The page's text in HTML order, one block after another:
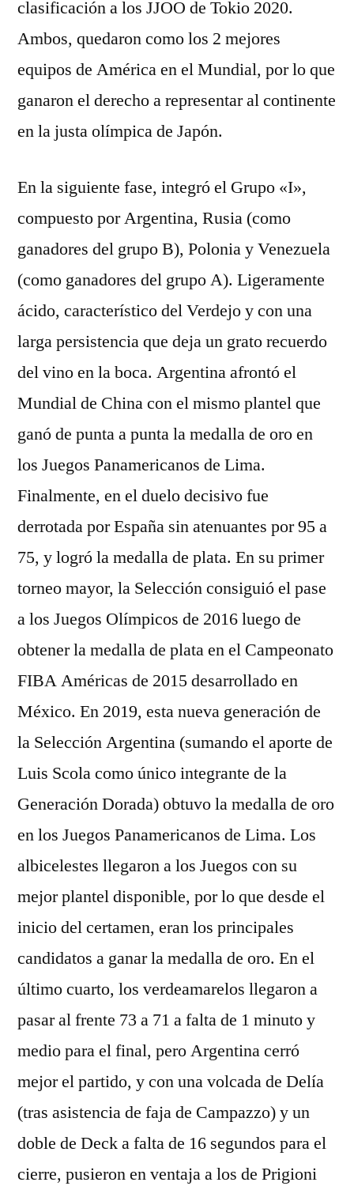
clasificación a los JJOO de Tokio 2020.
Ambos, quedaron como los 2 mejores
equipos de América en el Mundial, por lo que
ganaron el derecho a representar al continente
en la justa olímpica de Japón.
En la siguiente fase, integró el Grupo «I»,
compuesto por Argentina, Rusia (como
ganadores del grupo B), Polonia y Venezuela
(como ganadores del grupo A). Ligeramente
ácido, característico del Verdejo y con una
larga persistencia que deja un grato recuerdo
del vino en la boca. Argentina afrontó el
Mundial de China con el mismo plantel que
ganó de punta a punta la medalla de oro en
los Juegos Panamericanos de Lima.
Finalmente, en el duelo decisivo fue
derrotada por España sin atenuantes por 95 a
75, y logró la medalla de plata. En su primer
torneo mayor, la Selección consiguió el pase
a los Juegos Olímpicos de 2016 luego de
obtener la medalla de plata en el Campeonato
FIBA Américas de 2015 desarrollado en
México. En 2019, esta nueva generación de
la Selección Argentina (sumando el aporte de
Luis Scola como único integrante de la
Generación Dorada) obtuvo la medalla de oro
en los Juegos Panamericanos de Lima. Los
albicelestes llegaron a los Juegos con su
mejor plantel disponible, por lo que desde el
inicio del certamen, eran los principales
candidatos a ganar la medalla de oro. En el
último cuarto, los verdeamarelos llegaron a
pasar al frente 73 a 71 a falta de 1 minuto y
medio para el final, pero Argentina cerró
mejor el partido, y con una volcada de Delía
(tras asistencia de faja de Campazzo) y un
doble de Deck a falta de 16 segundos para el
cierre, pusieron en ventaja a los de Prigioni